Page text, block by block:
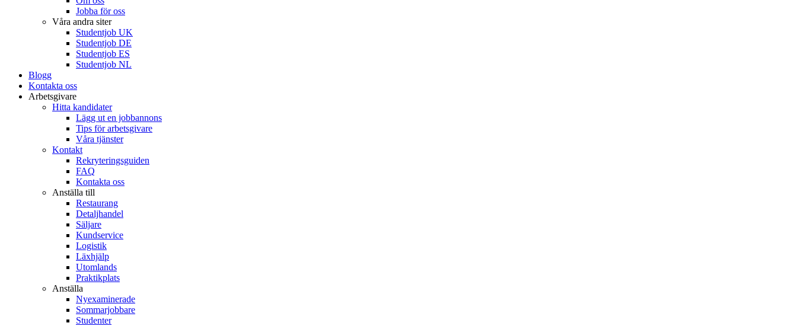
Jobba för oss
Våra andra siter
Studentjob UK
Studentjob DE
Studentjob ES
Studentjob NL
Blogg
Kontakta oss
Arbetsgivare
Hitta kandidater
Lägg ut en jobbannons
Tips för arbetsgivare
Våra tjänster
Kontakt
Rekryteringsguiden
FAQ
Kontakta oss
Anställa till
Restaurang
Detaljhandel
Säljare
Kundservice
Logistik
Läxhjälp
Utomlands
Praktikplats
Anställa
Nyexaminerade
Sommarjobbare
Studenter